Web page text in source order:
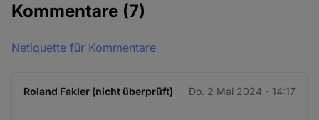
Kommentare (7)
Netiquette für Kommentare
Roland Fakler (nicht überprüft) Do. 2 Mai 2024 - 14:17